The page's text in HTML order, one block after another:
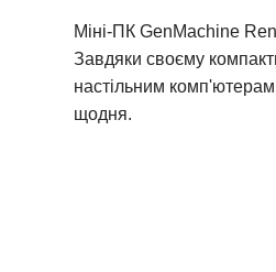
Міні-ПК GenMachine
Завдяки своєму
настільним
щодня.